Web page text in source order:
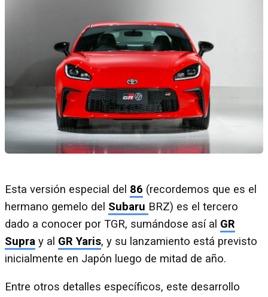
Esta versión especial del 86 (recordemos que es el
hermano gemelo del Subaru BRZ) es el tercero
dado a conocer por TGR, sumándose así al GR
Supra y al GR Yaris, y su lanzamiento está previsto
inicialmente en Japón luego de mitad de año.
Entre otros detalles específicos, este desarrollo